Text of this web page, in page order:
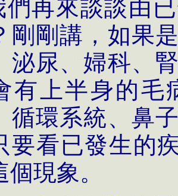
們再來談談由
剛剛講，如果
泌尿、婦科、
有上半身的毛
循環系統、鼻
要看已發生的
個現象。